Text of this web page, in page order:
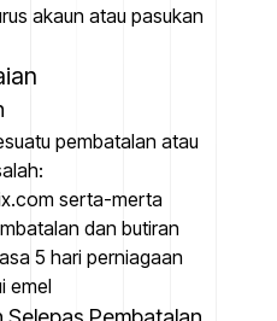
akaun atau pasukan
pembatalan atau
serta-merta
dan butiran
5 hari perniagaan
emel